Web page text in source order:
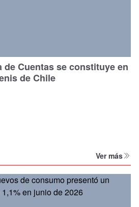
Cuentas se constituye en
de Chile
Ver más